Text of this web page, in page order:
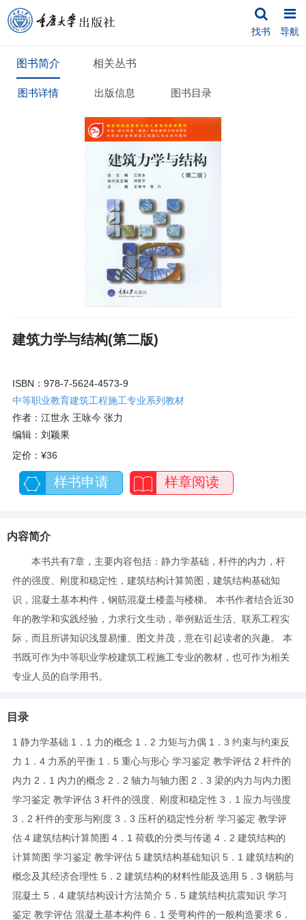
找书 导航
图书简介 相关丛书
图书详情 出版信息 图书目录
建筑力学与结构(第二版)
ISBN：978-7-5624-4573-9
中等职业教育建筑工程施工专业系列教材
作者：江世永 王咏今 张力
编辑：刘颖果
定价： ¥36
样书申请 样章阅读
内容简介
本书共有7章，主要内容包括：静力学基础，杆件的内力，杆
件的强度、刚度和稳定性，建筑结构计算简图，建筑结构基础知
识，混凝土基本构件，钢筋混凝土楼盖与楼梯。 本书作者结合近30
年的教学和实践经验，力求行文生动，举例贴近生活、联系工程实
际，而且所讲知识浅显易懂、图文并茂，意在引起读者的兴趣。 本
书既可作为中等职业学校建筑工程施工专业的教材，也可作为相关
专业人员的自学用书。
目录
1 静力学基础 1．1 力的概念 1．2 力矩与力偶 1．3 约束与约束反
力 1．4 力系的平衡 1．5 重心与形心 学习鉴定 教学评估 2 杆件的
内力 2．1 内力的概念 2．2 轴力与轴力图 2．3 梁的内力与内力图
学习鉴定 教学评估 3 杆件的强度、刚度和稳定性 3．1 应力与强度
3．2 杆件的变形与刚度 3．3 压杆的稳定性分析 学习鉴定 教学评
估 4 建筑结构计算简图 4．1 荷载的分类与传递 4．2 建筑结构的
计算简图 学习鉴定 教学评估 5 建筑结构基础知识 5．1 建筑结构的
概念及其经济合理性 5．2 建筑结构的材料性能及选用 5．3 钢筋与
混凝土 5．4 建筑结构设计方法简介 5．5 建筑结构抗震知识 学习
鉴定 教学评估 混凝土基本构件 6．1 受弯构件的一般构造要求 6．